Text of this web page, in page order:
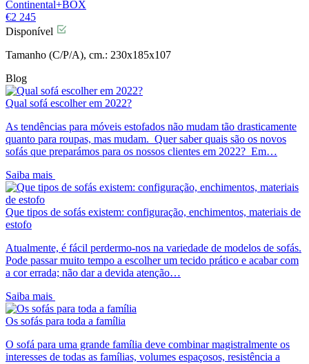
Continental+BOX
€2 245
Disponível
Tamanho (C/P/A), cm.: 230x185x107
Blog
Qual sofá escolher em 2022?
As tendências para móveis estofados não mudam tão drasticamente
quanto para roupas, mas mudam. Quer saber quais são os novos
sofás que preparámos para os nossos clientes em 2022? Em…
Saiba mais
Que tipos de sofás existem: configuração, enchimentos, materiais de
estofo
Atualmente, é fácil perdermo-nos na variedade de modelos de sofás.
Pode passar muito tempo a escolher um tecido prático e acabar com
a cor errada; não dar a devida atenção…
Saiba mais
Os sofás para toda a família
O sofá para uma grande família deve combinar magistralmente os
interesses de todas as famílias, volumes espaçosos, resistência a